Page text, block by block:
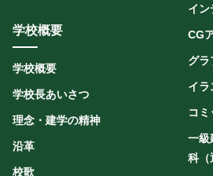
学校概要
学校概要
学校長あいさつ
理念・建学の精神
沿革
校歌
イン
CG
グラ
イラ
コ
一級
科（